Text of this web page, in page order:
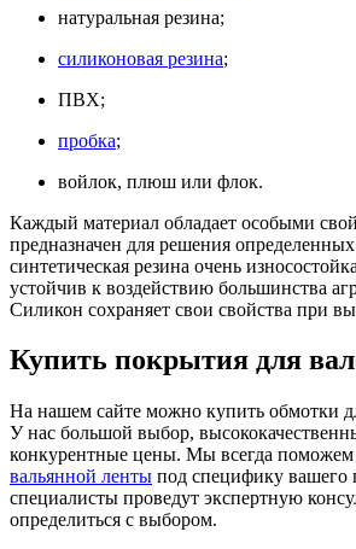
натуральная резина;
силиконовая резина;
ПВХ;
пробка;
войлок, плюш или флок.
Каждый материал обладает особыми
предназначен для решения
синтетическая резина очень
устойчив к воздействию большинства
Силикон сохраняет свои свойства при
Купить покрытия для
На нашем сайте можно купить обмотки
У нас большой выбор,
конкурентные цены. Мы всегда
вальянной ленты под специфику вашего
специалисты проведут экспертную
определиться с выбором.